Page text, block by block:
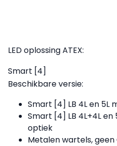
LED oplossing ATEX:
Smart [4]
Beschikbare versie:
Smart [4] LB 4L en 5L
Smart [4] LB 4L+4L en
optiek
Metalen wartels, geen